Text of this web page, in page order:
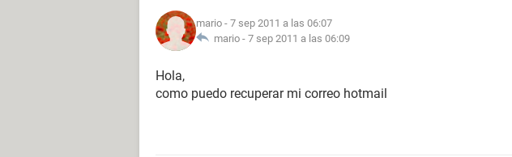
mario - 7 sep 2011 a las 06:07
mario - 7 sep 2011 a las 06:09
Hola,
como puedo recuperar mi correo hotmail